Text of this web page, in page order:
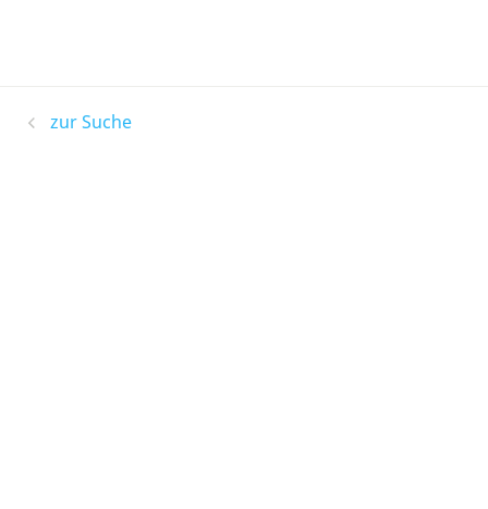
zur Suche